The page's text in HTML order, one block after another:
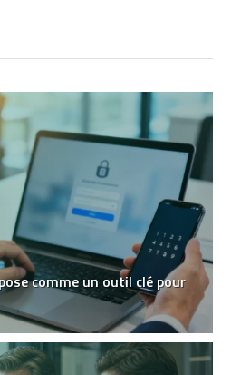
comme un outil clé pour